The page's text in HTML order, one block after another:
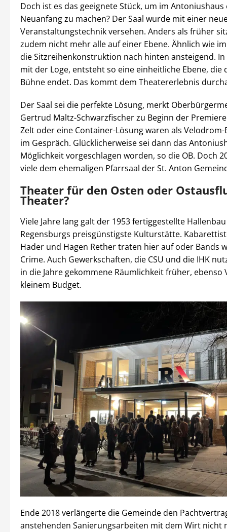
Doch ist es das geeignete Stück, um im Antoniushaus
Neuanfang zu machen? Der Saal wurde mit einer
Veranstaltungstechnik versehen. Anders als früher
zudem nicht mehr alle auf einer Ebene. Ähnlich wie
die Sitzreihenkonstruktion nach hinten ansteigend.
mit der Loge, entsteht so eine einheitliche Ebene, die
Bühne endet. Das kommt dem Theatererlebnis
Der Saal sei die perfekte Lösung, merkt
Gertrud Maltz-Schwarzfischer zu Beginn der
Zelt oder eine Container-Lösung waren als
im Gespräch. Glücklicherweise sei dann das
Möglichkeit vorgeschlagen worden, so die OB. Doch
viele dem ehemaligen Pfarrsaal der St. Anton
Theater für den Osten oder
Theater?
Viele Jahre lang galt der 1953 fertiggestellte
Regensburgs preisgünstigste Kulturstätte.
Hader und Hagen Rether traten hier auf oder Bands
Crime. Auch Gewerkschaften, die CSU und die IHK
in die Jahre gekommene Räumlichkeit früher, ebenso
kleinem Budget.
Ende 2018 verlängerte die Gemeinde den
anstehenden Sanierungsarbeiten mit dem Wirt nicht